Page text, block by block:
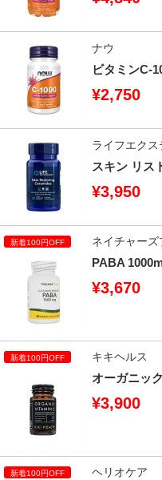
ナウ
ビタミンC-
¥2,750
ライフエクス
スキン リス
¥3,950
ネイチャーズ
PABA
¥3,670
キキヘルス
オーガニッ
¥3,900
ヘリオケア